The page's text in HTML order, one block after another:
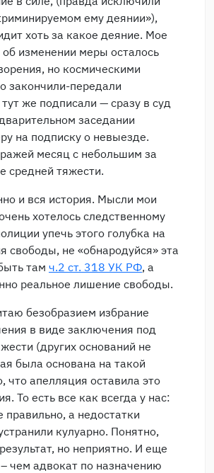
ему деянии»),
хоть за какое деяние. Мое
об изменении меры осталось
но космическими
закончили-передали
же подписали — сразу в суд
заседании
на подписку о невыезде.
месяц с небольшим за
средней тяжести.
и вся история. Мысли мои
хотелось следственному
упечь этого голубка на
свободы, не «обнародуйся» эта
там ч.2 ст. 318 УК РФ, а
реальное лишение свободы.
безобразием избрание
в виде заключения под
(других оснований не
была основана на такой
что апелляция оставила это
То есть все как всегда у нас:
правильно, а недостатки
кулуарно. Понятно,
но неприятно. И еще
чем адвокат по назначению